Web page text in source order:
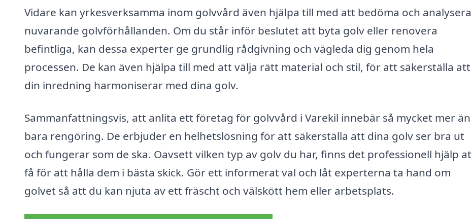
Vidare kan yrkesverksamma inom golvvård även hjälpa till med att bedöma och analysera
nuvarande golvförhållanden. Om du står inför beslutet att byta golv eller renovera
befintliga, kan dessa experter ge grundlig rådgivning och vägleda dig genom hela
processen. De kan även hjälpa till med att välja rätt material och stil, för att säkerställa att
din inredning harmoniserar med dina golv.
Sammanfattningsvis, att anlita ett företag för golvvård i Varekil innebär så mycket mer än
bara rengöring. De erbjuder en helhetslösning för att säkerställa att dina golv ser bra ut
och fungerar som de ska. Oavsett vilken typ av golv du har, finns det professionell hjälp
få för att hålla dem i bästa skick. Gör ett informerat val och låt experterna ta hand om
golvet så att du kan njuta av ett fräscht och välskött hem eller arbetsplats.